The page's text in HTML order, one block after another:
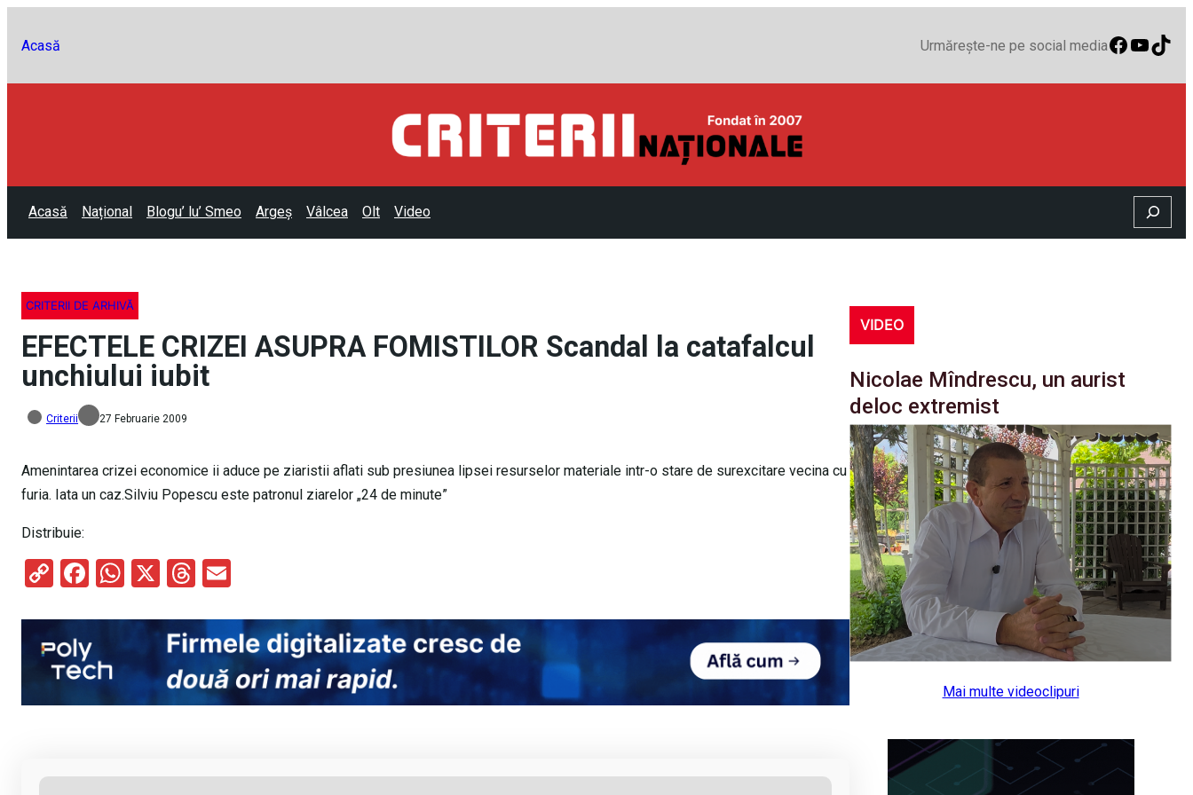
Acasă Urmărește-ne pe social media
Acasă Național Blogu’ lu’ Smeo Argeș Vâlcea Olt Video Search
CRITERII DE ARHIVĂ
EFECTELE CRIZEI ASUPRA FOMISTILOR Scandal la catafalcul
unchiului iubit
Criterii 27 Februarie 2009
Amenintarea crizei economice ii aduce pe ziaristii aflati sub presiunea lipsei resurselor materiale intr-o stare de surexcitare vecina cu
furia. Iata un caz.Silviu Popescu este patronul ziarelor „24 de minute”
Distribuie:
C
py
Li
n
k
F
ce
b
o
o
W
at
s
p
X
T
e
a
d
s
ail
VIDEO
Nicolae Mîndrescu, un aurist
deloc extremist
Mai multe videoclipuri